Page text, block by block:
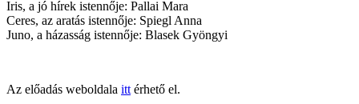
Iris, a jó hírek istennője: Pallai Mara
Ceres, az aratás istennője: Spiegl Anna
Juno, a házasság istennője: Blasek Gyöngyi
Az előadás weboldala itt érhető el.